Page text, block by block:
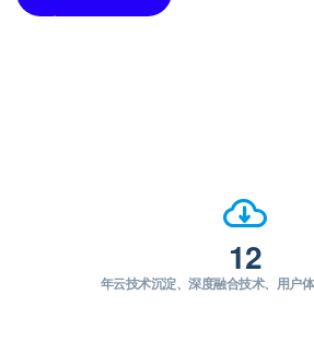
12
年云技术沉淀、深度融合技术、用户